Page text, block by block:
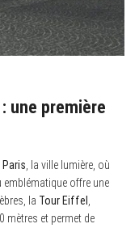
une première
Paris , la ville lumière, où
emblématique offre une
la Tour Eiffel
mètres et permet de